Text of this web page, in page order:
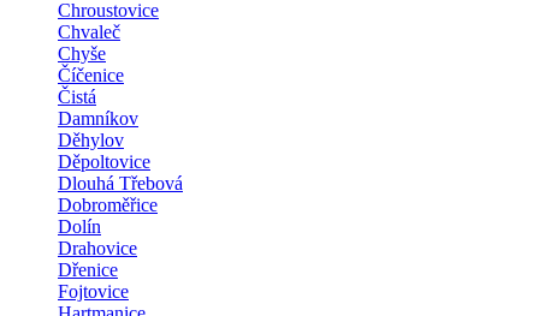
Chroustovice
Chvaleč
Chyše
Číčenice
Čistá
Damníkov
Děhylov
Děpoltovice
Dlouhá Třebová
Dobroměřice
Dolín
Drahovice
Dřenice
Fojtovice